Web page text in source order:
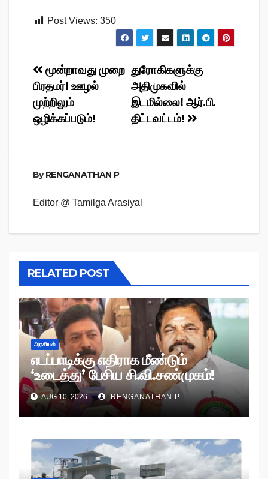
Post Views: 350
Post
navigation
துரோகிகளுக்கு
அதிமுகவில்
இடமில்லை! ஆர்.பி.
திட்டவட்டம்!
மூன்றாவது முறை
பிரதமர்! ஊழல்
முற்றிலும்
ஒழிக்கப்படும்!
ByRENGANATHAN P
Editor @ Tamilga Arasiyal
RELATED POST
அரசியல்
எடப்பாடிக்கு எதிராக மீண்டும்
‘உடைத்து’ பேசிய சி.வி.சண்முகம்!
AUG 10, 2026 RENGANATHAN P